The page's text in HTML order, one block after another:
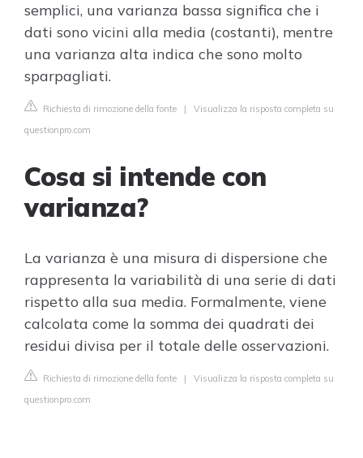
semplici, una varianza bassa significa che i
dati sono vicini alla media (costanti), mentre
una varianza alta indica che sono molto
sparpagliati.
Richiesta di rimozione della fonte | Visualizza la risposta completa su
questionpro.com
Cosa si intende con
varianza?
La varianza è una misura di dispersione che
rappresenta la variabilità di una serie di dati
rispetto alla sua media. Formalmente, viene
calcolata come la somma dei quadrati dei
residui divisa per il totale delle osservazioni.
Richiesta di rimozione della fonte | Visualizza la risposta completa su
questionpro.com